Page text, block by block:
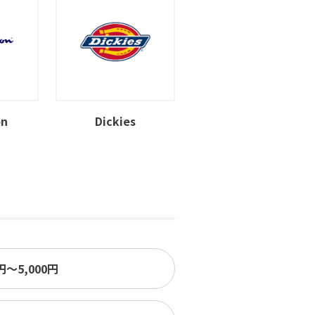
Dickies
〜5,000円